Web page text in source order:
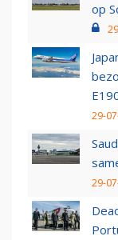
op
29-
29-